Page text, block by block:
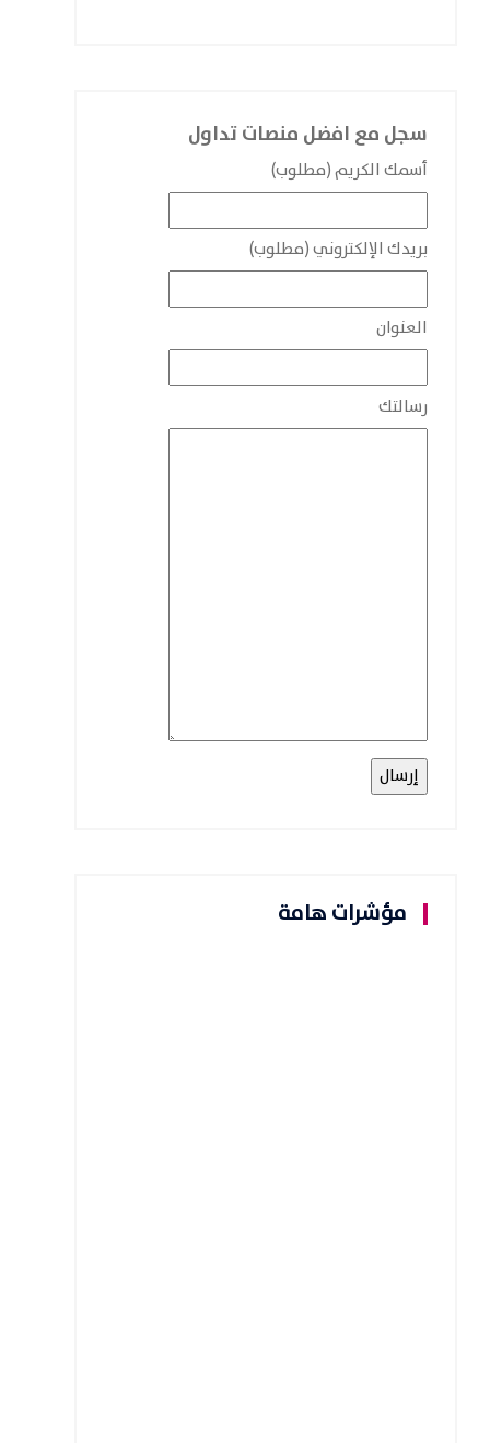
سجل مع افضل منصات تداول
أسمك الكريم (مطلوب)
بريدك الإلكتروني (مطلوب)
العنوان
رسالتك
مؤشرات هامة